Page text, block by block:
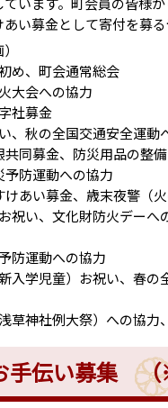
い募金として寄付を募る
め、町会通常総会
大会への協力
社募金
秋の全国交通安全運動
同募金、防災用品の整備
防運動への協力
あい募金、歳末夜警（火
祝い、文化財防火デーへ
防運動への協力
学児童）お祝い、春の
神社例大祭）への協力
手伝い募集